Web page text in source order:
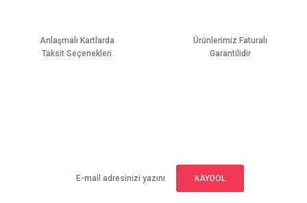
Anlaşmalı Kartlarda
Taksit Seçenekleri
Ürünlerimiz Faturalı
Garantilidir
KAYDOL